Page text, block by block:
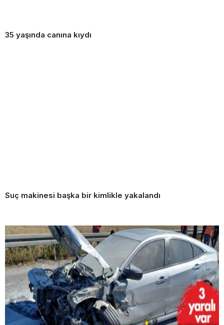
35 yaşında canına kıydı
Suç makinesi başka bir kimlikle yakalandı